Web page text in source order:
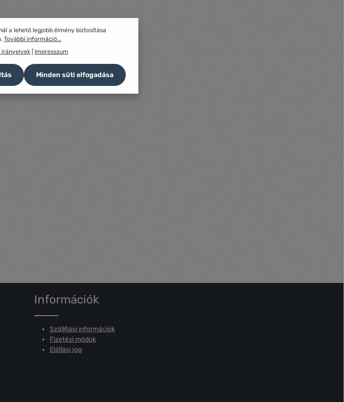
Információk
Szállítási információk
Fizetési módok
Elállási jog
a lehető legjobb élmény biztosítása
További információ...
irányelvek
Impresszum
Minden süti elfogadása